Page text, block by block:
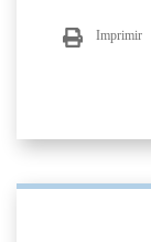
Imprimir